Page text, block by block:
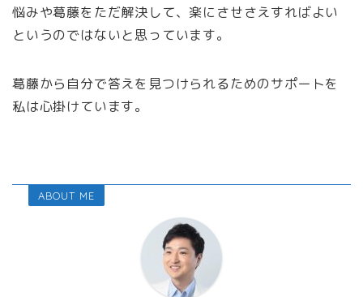
悩みや葛藤をただ解決して、楽にさせさえすればよい
というのではないと思っています。
葛藤から自分で答えを見つけられるためのサポートを
私は心掛けています。
ABOUT ME